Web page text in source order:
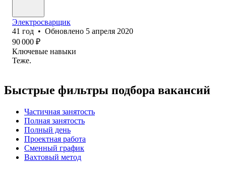
Электросварщик
41 год • Обновлено 5 апреля 2020
90 000 ₽
Ключевые навыки
Теже.
Быстрые фильтры подбора вакансий
Частичная занятость
Полная занятость
Полный день
Проектная работа
Сменный график
Вахтовый метод